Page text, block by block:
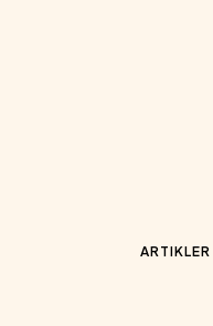
ARTIKLER